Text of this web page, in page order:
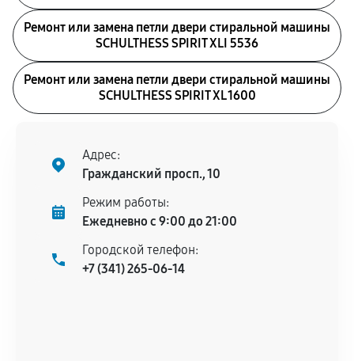
Ремонт или замена петли двери стиральной машины
SCHULTHESS SPIRIT XLI 5536
Ремонт или замена петли двери стиральной машины
SCHULTHESS SPIRIT XL 1600
Адрес:
Гражданский просп., 10
Режим работы:
Ежедневно с 9:00 до 21:00
Городской телефон:
+7 (341) 265-06-14